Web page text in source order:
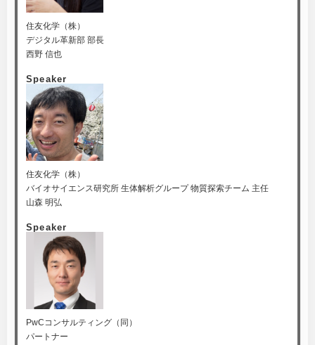
住友化学（株）
デジタル革新部 部長
西野 信也
Speaker
住友化学（株）
バイオサイエンス研究所 生体解析グループ 物質探索チーム 主任
山森 明弘
Speaker
PwCコンサルティング（同）
パートナー